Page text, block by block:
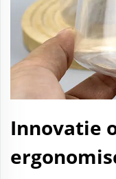
Innovatie